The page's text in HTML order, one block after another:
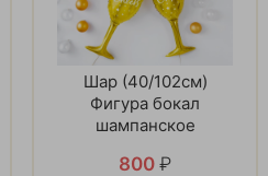
Шар (40/102см)
Фигура бокал
шампанское
800 ₽